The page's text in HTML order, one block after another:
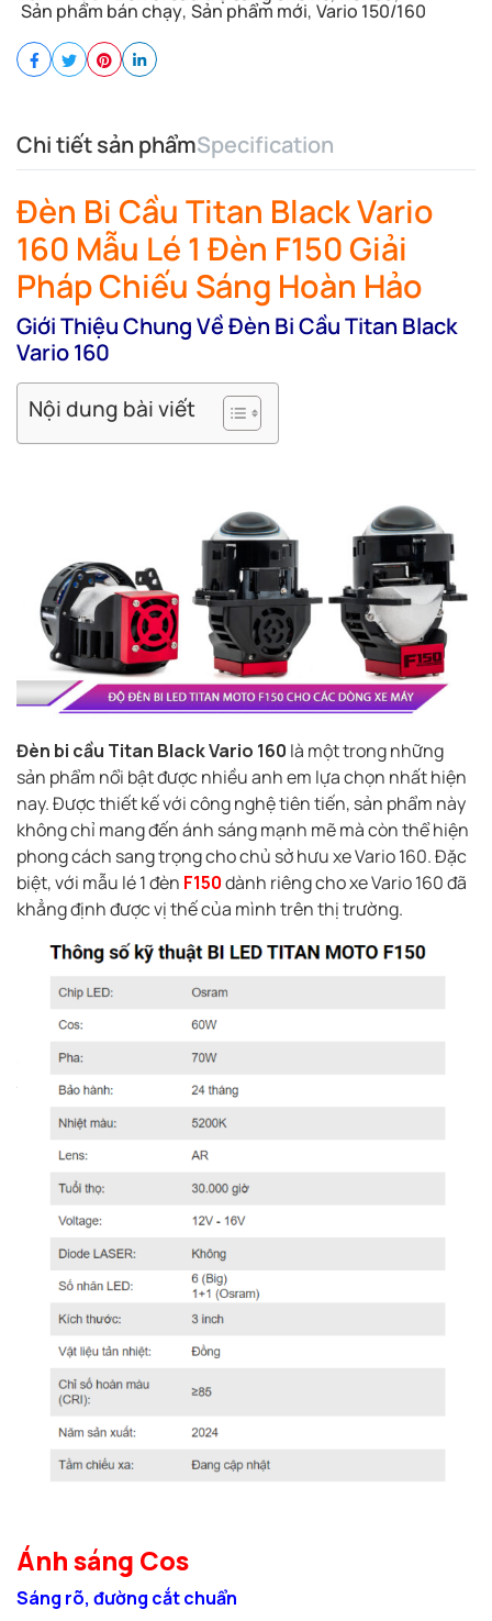
Sản phẩm bán chạy, Sản phẩm mới, Vario 150/160
Chi tiết sản phẩmSpecification
Đèn Bi Cầu Titan Black Vario
160 Mẫu Lé 1 Đèn F150 Giải
Pháp Chiếu Sáng Hoàn Hảo
Giới Thiệu Chung Về Đèn Bi Cầu Titan Black
Vario 160
Nội dung bài viết
Đèn bi cầu Titan Black Vario 160 là một trong những
sản phẩm nổi bật được nhiều anh em lựa chọn nhất hiện
nay. Được thiết kế với công nghệ tiên tiến, sản phẩm này
không chỉ mang đến ánh sáng mạnh mẽ mà còn thể hiện
phong cách sang trọng cho chủ sở hưu xe Vario 160. Đặc
biệt, với mẫu lé 1 đèn F150dành riêng cho xe Vario 160 đã
khẳng định được vị thế của mình trên thị trường.
Ánh sáng Cos
Sáng rõ, đường cắt chuẩn